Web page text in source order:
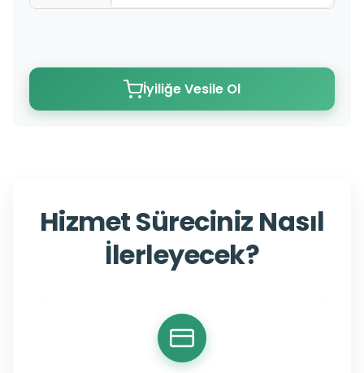
İyiliğe Vesile Ol
Hizmet Süreciniz Nasıl
İlerleyecek?